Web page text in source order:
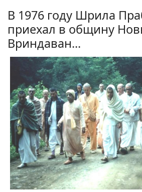
В 1976 году Шрила
приехал в общину
Вриндаван...